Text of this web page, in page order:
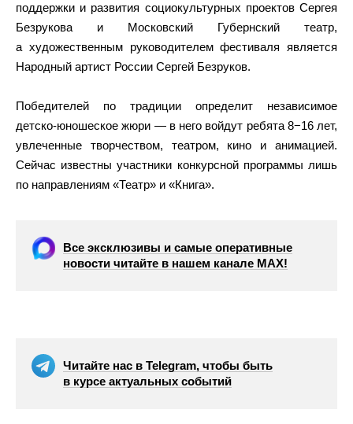
поддержки и развития социокультурных проектов Сергея
Безрукова и Московский Губернский театр,
а художественным руководителем фестиваля является
Народный артист России Сергей Безруков.
Победителей по традиции определит независимое
детско‑юношеское жюри — в него войдут ребята 8−16 лет,
увлеченные творчеством, театром, кино и анимацией.
Сейчас известны участники конкурсной программы лишь
по направлениям «Театр» и «Книга».
Все эксклюзивы и самые оперативные
новости читайте в нашем канале МАХ!
Читайте нас в Telegram, чтобы быть
в курсе актуальных событий